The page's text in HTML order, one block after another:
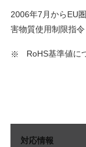
2006年7月からEU
害物質使用制限指令
RoHS基準値に
対応情報